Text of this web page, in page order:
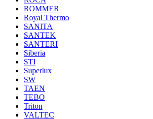
ROMMER
Royal Thermo
SANITA
SANTEK
SANTERI
Siberia
STI
Superlux
SW
TAEN
TEBO
Triton
VALTEC